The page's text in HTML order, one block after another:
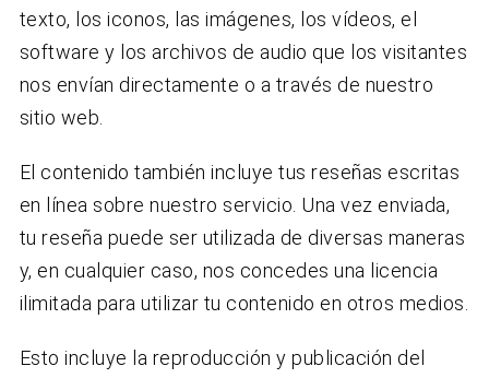
texto, los iconos, las imágenes, los vídeos, el
software y los archivos de audio que los visitantes
nos envían directamente o a través de nuestro
sitio web.
El contenido también incluye tus reseñas escritas
en línea sobre nuestro servicio. Una vez enviada,
tu reseña puede ser utilizada de diversas maneras
y, en cualquier caso, nos concedes una licencia
ilimitada para utilizar tu contenido en otros medios.
Esto incluye la reproducción y publicación del